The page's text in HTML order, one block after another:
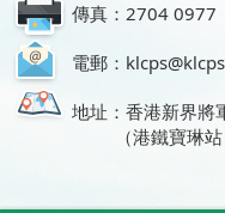
傳真：2704 0977
電郵：
地址：香港新界將
（港鐵寶琳站